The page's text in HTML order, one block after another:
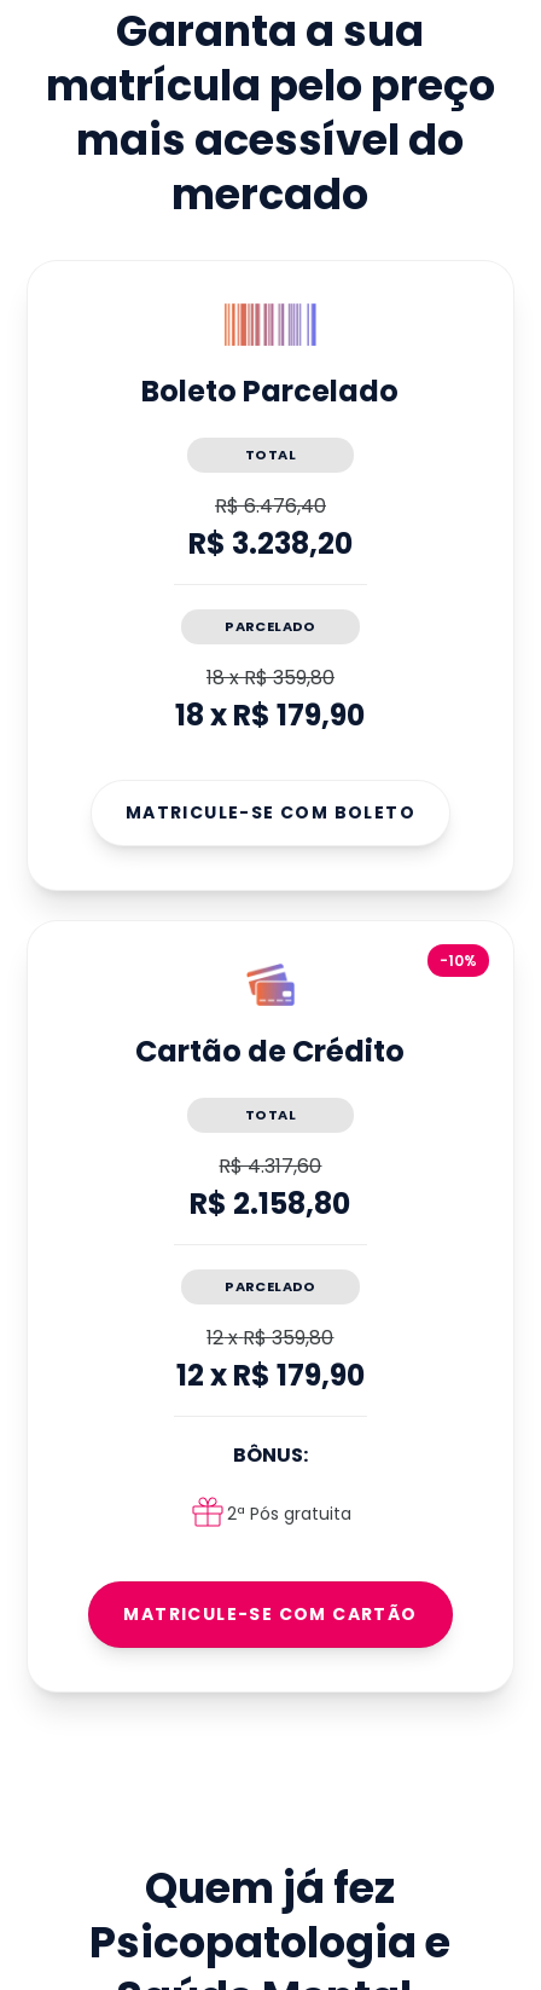
Garanta a sua
matrícula pelo preço
mais acessível do
mercado
Boleto Parcelado
TOTAL
R$ 6.476,40
R$ 3.238,20
PARCELADO
18xR$ 359,80
18xR$ 179,90
MATRICULE-SE COM BOLETO
-10%
Cartão de Crédito
TOTAL
R$ 4.317,60
R$ 2.158,80
PARCELADO
12xR$ 359,80
12xR$ 179,90
BÔNUS:
2ª Pós gratuita
MATRICULE-SE COM CARTÃO
Quem já fez
Psicopatologia e